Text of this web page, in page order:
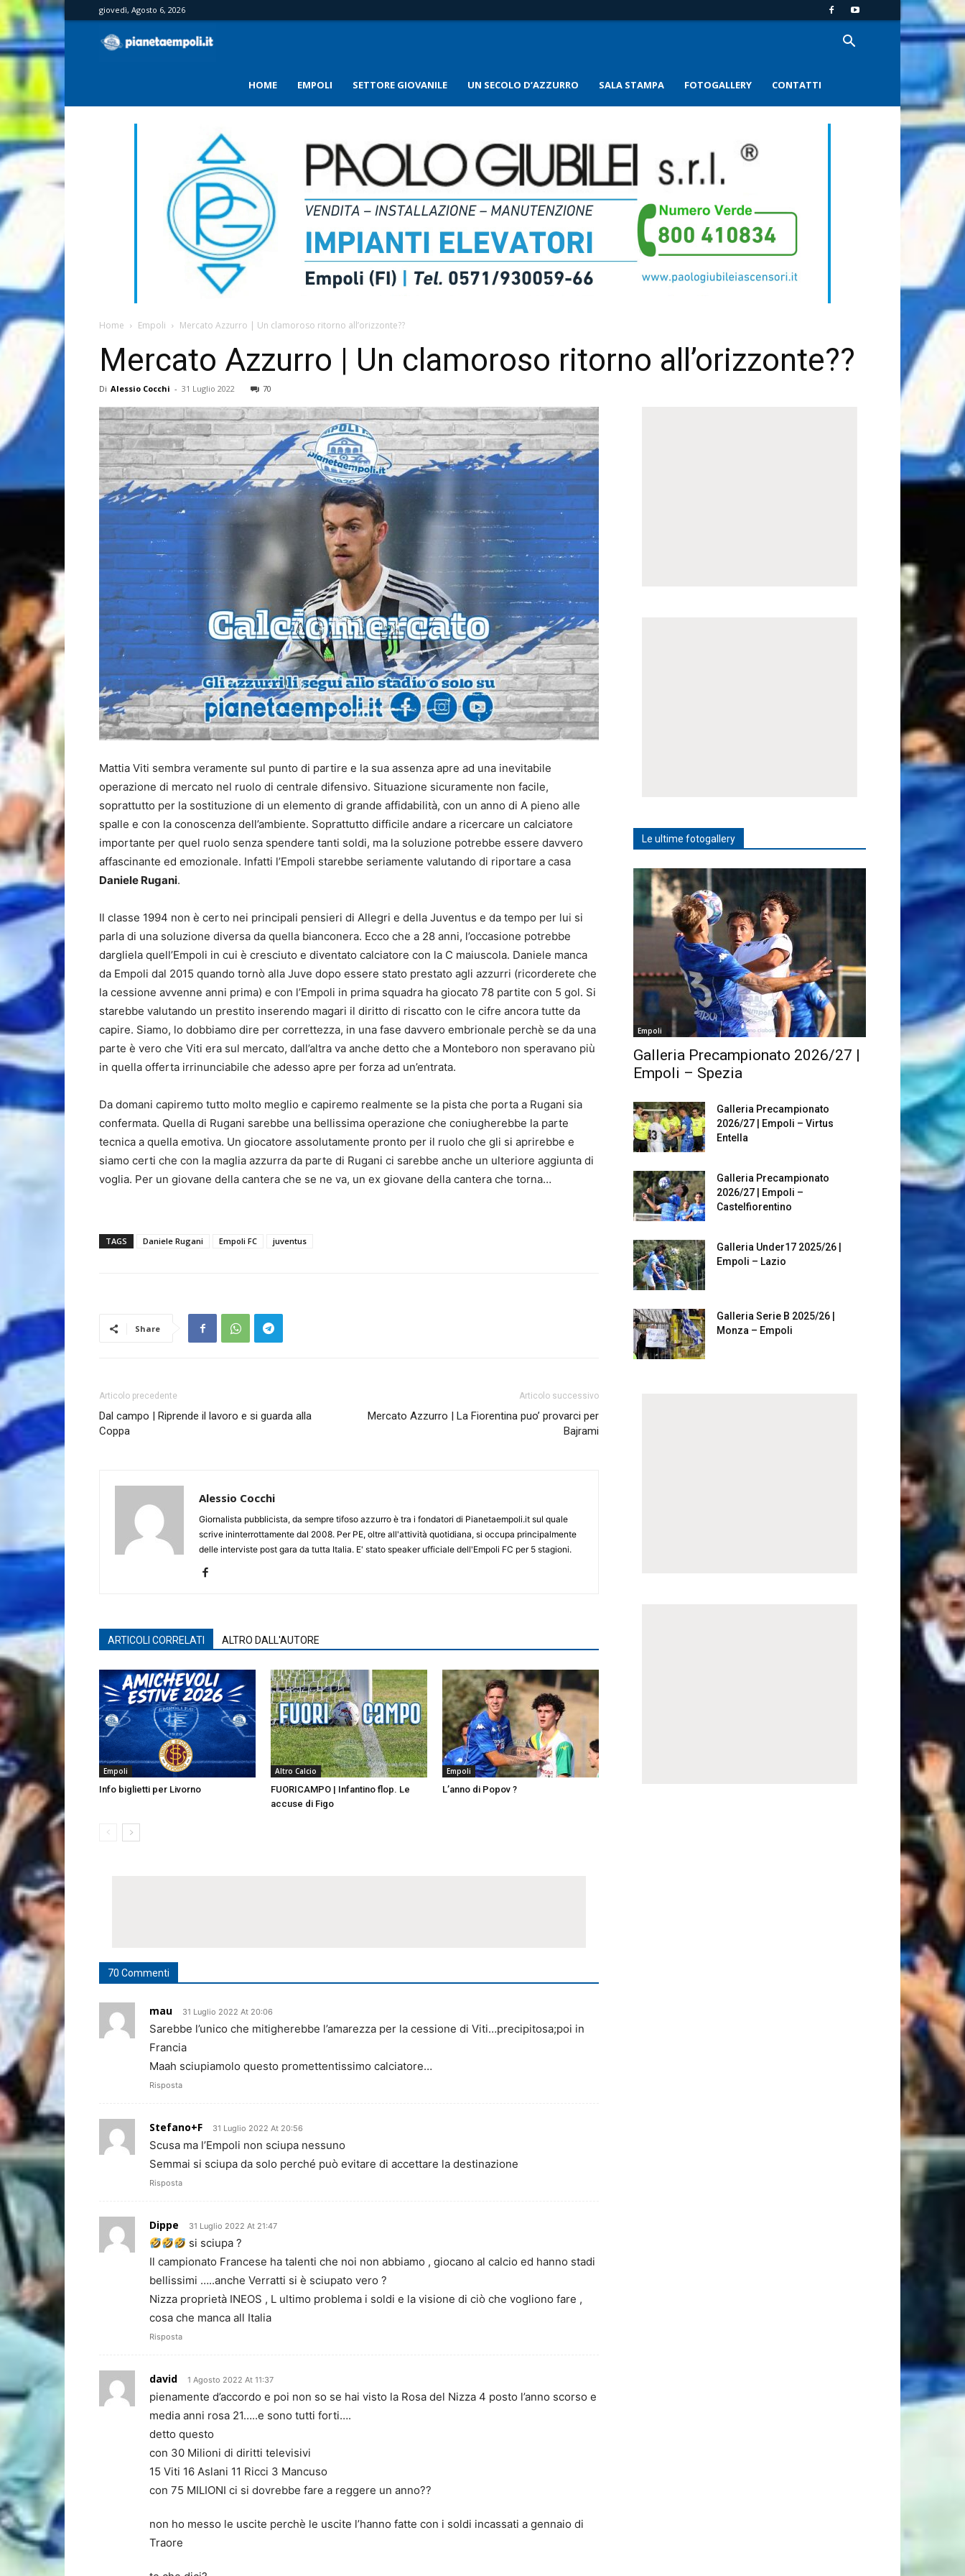
giovedì, Agosto 6, 2026
HOME EMPOLI SETTORE GIOVANILE UN SECOLO D’AZZURRO SALA STAMPA FOTOGALLERY CONTATTI
Home Empoli Mercato Azzurro | Un clamoroso ritorno all’orizzonte??
Mercato Azzurro | Un clamoroso ritorno all’orizzonte??
Di Alessio Cocchi - 31 Luglio 2022 70
Mattia Viti sembra veramente sul punto di partire e la sua assenza apre ad una inevitabile
operazione di mercato nel ruolo di centrale difensivo. Situazione sicuramente non facile,
soprattutto per la sostituzione di un elemento di grande affidabilità, con un anno di A pieno alle
spalle e con la conoscenza dell’ambiente. Soprattutto difficile andare a ricercare un calciatore
importante per quel ruolo senza spendere tanti soldi, ma la soluzione potrebbe essere davvero
affascinante ed emozionale. Infatti l’Empoli starebbe seriamente valutando di riportare a casa
Daniele Rugani.
Il classe 1994 non è certo nei principali pensieri di Allegri e della Juventus e da tempo per lui si
parla di una soluzione diversa da quella bianconera. Ecco che a 28 anni, l’occasione potrebbe
dargliela quell’Empoli in cui è cresciuto e diventato calciatore con la C maiuscola. Daniele manca
da Empoli dal 2015 quando tornò alla Juve dopo essere stato prestato agli azzurri (ricorderete che
la cessione avvenne anni prima) e con l’Empoli in prima squadra ha giocato 78 partite con 5 gol. Si
starebbe valutando un prestito inserendo magari il diritto di riscatto con le cifre ancora tutte da
capire. Siamo, lo dobbiamo dire per correttezza, in una fase davvero embrionale perchè se da una
parte è vero che Viti era sul mercato, dall’altra va anche detto che a Monteboro non speravano più
in quella offerta irrinunciabile che adesso apre per forza ad un’entrata.
Da domani capiremo tutto molto meglio e capiremo realmente se la pista che porta a Rugani sia
confermata. Quella di Rugani sarebbe una bellissima operazione che coniugherebbe la parte
tecnica a quella emotiva. Un giocatore assolutamente pronto per il ruolo che gli si aprirebbe e
siamo certi che con la maglia azzurra da parte di Rugani ci sarebbe anche un ulteriore aggiunta di
voglia. Per un giovane della cantera che se ne va, un ex giovane della cantera che torna…
TAGS Daniele Rugani Empoli FC juventus
Share
Articolo precedente
Dal campo | Riprende il lavoro e si guarda alla
Coppa
Articolo successivo
Mercato Azzurro | La Fiorentina puo’ provarci per
Bajrami
Alessio Cocchi
Giornalista pubblicista, da sempre tifoso azzurro è tra i fondatori di Pianetaempoli.it sul quale
scrive ininterrottamente dal 2008. Per PE, oltre all'attività quotidiana, si occupa principalmente
delle interviste post gara da tutta Italia. E' stato speaker ufficiale dell'Empoli FC per 5 stagioni.
ARTICOLI CORRELATI ALTRO DALL'AUTORE
Empoli
Info biglietti per Livorno
Altro Calcio
FUORICAMPO | Infantino flop. Le
accuse di Figo
Empoli
L’anno di Popov ?
70 Commenti
mau 31 Luglio 2022 At 20:06
Sarebbe l’unico che mitigherebbe l’amarezza per la cessione di Viti…precipitosa;poi in
Francia
Maah sciupiamolo questo promettentissimo calciatore…
Risposta
Stefano+F 31 Luglio 2022 At 20:56
Scusa ma l’Empoli non sciupa nessuno
Semmai si sciupa da solo perché può evitare di accettare la destinazione
Risposta
Dippe 31 Luglio 2022 At 21:47
si sciupa ?
Il campionato Francese ha talenti che noi non abbiamo , giocano al calcio ed hanno stadi
bellissimi …..anche Verratti si è sciupato vero ?
Nizza proprietà INEOS , L ultimo problema i soldi e la visione di ciò che vogliono fare ,
cosa che manca all Italia
Risposta
david 1 Agosto 2022 At 11:37
pienamente d’accordo e poi non so se hai visto la Rosa del Nizza 4 posto l’anno scorso e
media anni rosa 21…..e sono tutti forti….
detto questo
con 30 Milioni di diritti televisivi
15 Viti 16 Aslani 11 Ricci 3 Mancuso
con 75 MILIONI ci si dovrebbe fare a reggere un anno??
non ho messo le uscite perchè le uscite l’hanno fatte con i soldi incassati a gennaio di
Traore
Le ultime fotogallery
Empoli
Galleria Precampionato 2026/27 |
Empoli – Spezia
Galleria Precampionato
2026/27 | Empoli – Virtus
Entella
Galleria Precampionato
2026/27 | Empoli –
Castelfiorentino
Galleria Under17 2025/26 |
Empoli – Lazio
Galleria Serie B 2025/26 |
Monza – Empoli